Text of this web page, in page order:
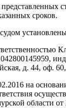
сроков.
д. 44, оф.
на
области